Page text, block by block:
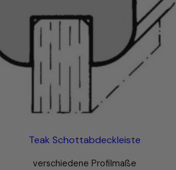
Teak Schottabdeckleiste
verschiedene Profilmaße